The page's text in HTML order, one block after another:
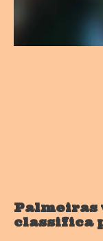
Palmeiras
classifica